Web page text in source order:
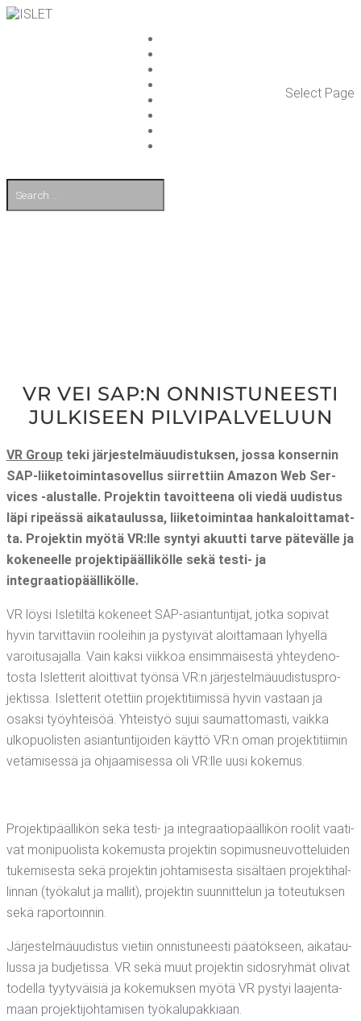
Select Page
VR VEI SAP:N ONNIS­TU­NEES­TI
JUL­KI­SEEN PILVIPALVELUUN
VR Group teki jär­jes­tel­mä­uu­dis­tuk­sen, jos­sa kon­ser­nin
SAP-lii­ke­toi­min­ta­so­vel­lus siir­ret­tiin Amazon Web Ser­
vices ‑alus­tal­le. Pro­jek­tin tavoit­tee­na oli vie­dä uudis­tus
läpi ripeäs­sä aika­tau­lus­sa, lii­ke­toi­min­taa han­ka­loit­ta­mat­
ta. Pro­jek­tin myö­tä VR:lle syn­tyi akuut­ti tar­ve päte­väl­le ja
koke­neel­le pro­jek­ti­pääl­li­köl­le sekä tes­ti- ja
integraatiopäällikölle.
VR löy­si Isle­til­tä koke­neet SAP-asian­tun­ti­jat, jot­ka sopi­vat
hyvin tar­vit­ta­viin roo­lei­hin ja pys­tyi­vät aloit­ta­maan lyhyel­lä
varoi­tusa­jal­la. Vain kak­si viik­koa ensim­mäi­ses­tä yhtey­de­no­
tos­ta Islet­te­rit aloit­ti­vat työn­sä VR:n jär­jes­tel­mä­uu­dis­tus­pro­
jek­tis­sa. Islet­te­rit otet­tiin pro­jek­ti­tii­mis­sä hyvin vas­taan ja
osak­si työyh­tei­söä. Yhteis­työ sujui sau­mat­to­mas­ti, vaik­ka
ulko­puo­lis­ten asian­tun­ti­joi­den käyt­tö VR:n oman pro­jek­ti­tii­min
vetä­mi­ses­sä ja ohjaa­mi­ses­sa oli VR:lle uusi kokemus.
Pro­jek­ti­pääl­li­kön sekä tes­ti- ja inte­graa­tio­pääl­li­kön roo­lit vaa­ti­
vat moni­puo­lis­ta koke­mus­ta pro­jek­tin sopi­mus­neu­vot­te­lui­den
tuke­mi­ses­ta sekä pro­jek­tin joh­ta­mi­ses­ta sisäl­täen pro­jek­ti­hal­
lin­nan (työ­ka­lut ja mal­lit), pro­jek­tin suun­nit­te­lun ja toteu­tuk­sen
sekä raportoinnin.
Jär­jes­tel­mä­uu­dis­tus vie­tiin onnis­tu­nees­ti pää­tök­seen, aika­tau­
lus­sa ja bud­je­tis­sa. VR sekä muut pro­jek­tin sidos­ryh­mät oli­vat
todel­la tyy­ty­väi­siä ja koke­muk­sen myö­tä VR pys­tyi laa­jen­ta­
maan pro­jek­ti­joh­ta­mi­sen työkalupakkiaan.